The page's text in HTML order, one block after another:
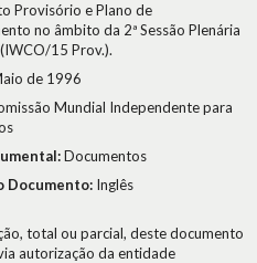
Provisório e Plano de
no âmbito da 2ª Sessão Plenária
15 Prov.).
de 1996
Mundial Independente para
Documentos
Documento: Inglês
total ou parcial, deste documento
autorização da entidade